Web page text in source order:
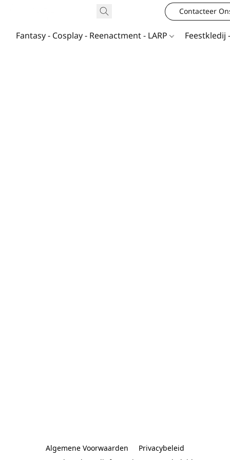
Contacteer
Fantasy - Cosplay - Reenactment - LARP Feestkledij
Algemene Voorwaarden
Privacybeleid